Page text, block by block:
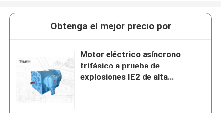
Obtenga el mejor precio por
Motor eléctrico asíncrono
trifásico a prueba de
explosiones IE2 de alta